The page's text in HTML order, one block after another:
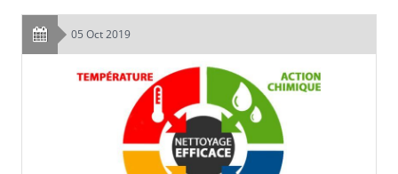
05 Oct 2019